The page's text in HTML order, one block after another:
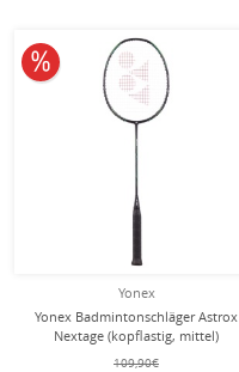
Yonex
Yonex Badmintonschläger Astrox
Nextage (kopflastig, mittel)
schwarz/grün - besaitet -
109,90€
10% reduziert